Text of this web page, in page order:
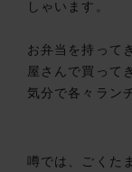
しゃいます。
お弁当を持って
屋さんで買って
気分で各々ラン
噂では、ごくた